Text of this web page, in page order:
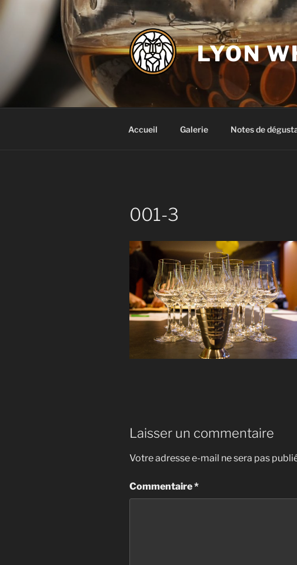
principal
LYON
Accueil Galerie Notes de
001-3
Laisser un commentaire
Votre adresse e-mail ne sera pas
Commentaire*